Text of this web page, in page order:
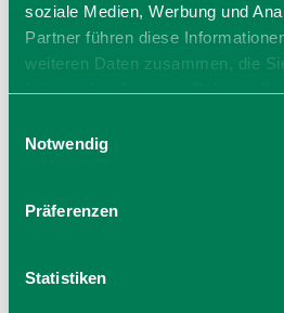
soziale Medien, Werbung und
Partner führen diese
weiteren Daten zusammen, die
haben oder die sie im Rahmen
Cookies, wenn Sie unsere
Notwendig
Präferenzen
Statistiken
Veranstalter
crossing mind e.K. - Abt. SOKO
Tel.: +49 8041 4392535